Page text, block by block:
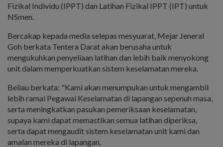
Fizikal Individu (IPPT) dan Latihan Fizikal IPPT (IPT) untuk
NSmen.
Bercakap kepada media selepas mesyuarat, Mejar Jeneral
Goh berkata Tentera Darat akan berusaha untuk
mengukuhkan penyeliaan latihan dan lebih baik menyokong
unit dalam memperkuatkan sistem keselamatan mereka.
Beliau berkata: "Kami akan menumpukan untuk mengambil
lebih ramai Pegawai Keselamatan di lapangan sepenuh masa,
serta meningkatkan pasukan pemeriksaan keselamatan,
supaya kami dapat memastikan semua latihan diperiksa,
serta dapat mengaudit sistem keselamatan unit kami dan
amalan mereka di lapangan.